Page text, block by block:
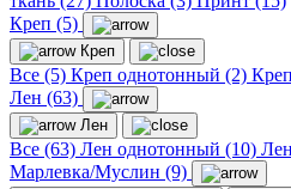
Креп (5)
Креп
Все (5) Креп однотонный (2)
Лен (63)
Лен
Все (63) Лен однотонный (10)
Марлевка/Муслин (9)